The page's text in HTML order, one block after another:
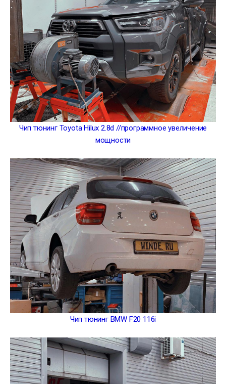
Чип тюнинг Toyota Hilux 2.8d //программное увеличение
мощности
Чип тюнинг BMW F20 116i